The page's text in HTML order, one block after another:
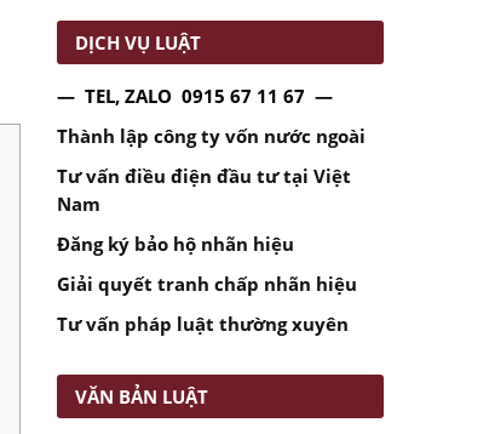
DỊCH VỤ LUẬT
— TEL, ZALO 0915 67 11 67 —
Thành lập công ty vốn nước ngoài
Tư vấn điều điện đầu tư tại Việt
Nam
Đăng ký bảo hộ nhãn hiệu
Giải quyết tranh chấp nhãn hiệu
Tư vấn pháp luật thường xuyên
VĂN BẢN LUẬT